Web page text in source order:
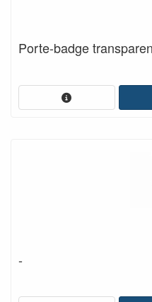
Porte-badge
-